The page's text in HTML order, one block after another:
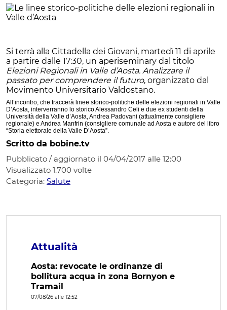
Si terrà alla Cittadella dei Giovani, martedì 11 di aprile
a partire dalle 17:30, un aperiseminary dal titolo
Elezioni Regionali in Valle d’Aosta. Analizzare il
passato per comprendere il futuro, organizzato dal
Movimento Universitario Valdostano.
All’incontro, che traccerà linee storico-politiche delle elezioni regionali in Valle
D’Aosta, interverranno lo storico Alessandro Celi e due ex studenti della
Università della Valle d’Aosta, Andrea Padovani (attualmente consigliere
regionale) e Andrea Manfrin (consigliere comunale ad Aosta e autore del libro
“Storia elettorale della Valle D’Aosta”.
Scritto da bobine.tv
Pubblicato / aggiornato il 04/04/2017 alle 12:00
Visualizzato 1.700 volte
Categoria: Salute
Attualità
Aosta: revocate le ordinanze di
bollitura acqua in zona Bornyon e
Tramail
07/08/26 alle 12:52